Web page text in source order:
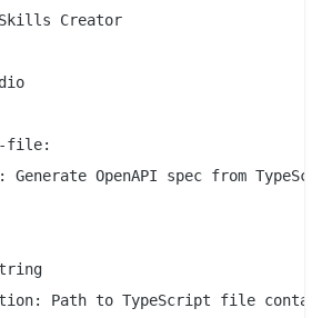
Creator
file:
Generate OpenAPI spec from
Path to TypeScript file